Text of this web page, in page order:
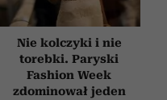
Nie kolczyki i nie
torebki. Paryski
Fashion Week
zdominował jeden